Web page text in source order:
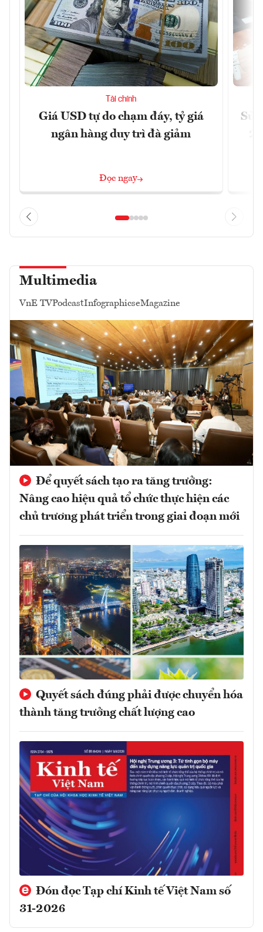
Tài chính
Giá USD tự do chạm đáy, tỷ giá
ngân hàng duy trì đà giảm
Đọc ngay
Multimedia
VnE TVPodcastInfographicseMagazine
Để quyết sách tạo ra tăng trưởng:
Nâng cao hiệu quả tổ chức thực hiện các
chủ trương phát triển trong giai đoạn mới
Quyết sách đúng phải được chuyển hóa
thành tăng trưởng chất lượng cao
Đón đọc Tạp chí Kinh tế Việt Nam số
31-2026